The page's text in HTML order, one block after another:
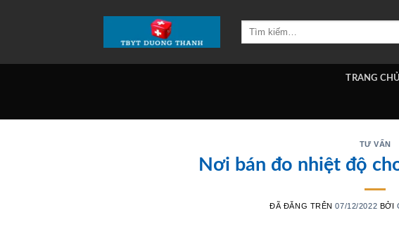
Tìm
TRANG CHỦ
TƯ VẤN
Nơi bán đo nhiệt độ
ĐÃ ĐĂNG TRÊN07/12/2022 BỞI